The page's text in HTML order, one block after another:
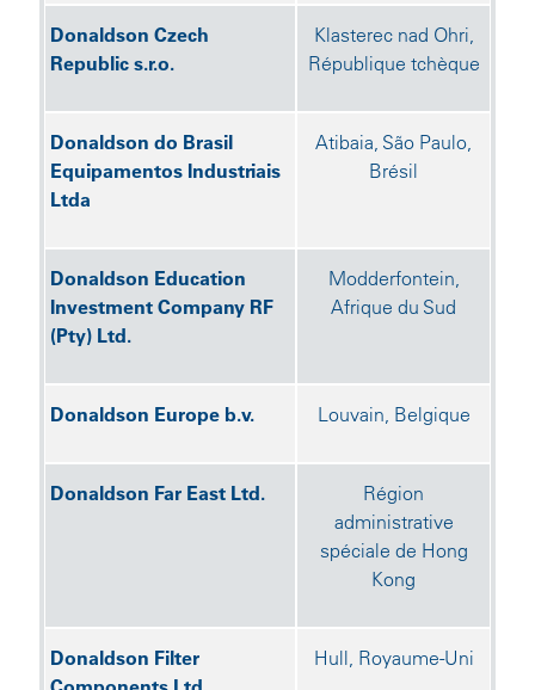
Donaldson Czech
Republic s.r.o.
Klasterec nad Ohri,
République tchèque
Donaldson do Brasil
Equipamentos Industriais
Ltda
Atibaia, São Paulo,
Brésil
Donaldson Education
Investment Company RF
(Pty) Ltd.
Modderfontein,
Afrique du Sud
Donaldson Europe b.v. Louvain, Belgique
Donaldson Far East Ltd.
Région
administrative
spéciale de Hong
Kong
Donaldson Filter
Hull, Royaume-Uni